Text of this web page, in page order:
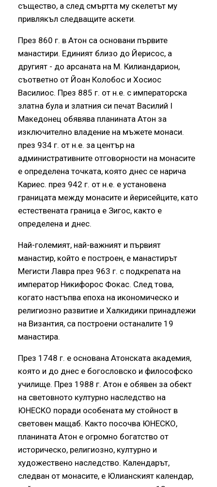
същество, а след смъртта му скелетът му
привлякъл следващите аскети.
През 860 г. в Атон са основани първите
манастири. Единият близо до Йерисос, а
другият - до арсаната на М. Килиандарион,
съответно от Йоан Колобос и Хосиос
Василиос. През 885 г. от н.е. с императорска
златна була и златния си печат Василий I
Македонец обявява планината Атон за
изключително владение на мъжете монаси.
през 934 г. от н.е. за център на
административните отговорности на монасите
е определена точката, която днес се нарича
Кариес. през 942 г. от н.е. е установена
границата между монасите и йерисейците, като
естествената граница е Зигос, както е
определена и днес.
Най-големият, най-важният и първият
манастир, който е построен, е манастирът
Мегисти Лавра през 963 г. с подкрепата на
император Никифорос Фокас. След това,
когато настъпва епоха на икономическо и
религиозно развитие и Халкидики принадлежи
на Византия, са построени останалите 19
манастира.
През 1748 г. е основана Атонската академия,
която и до днес е богословско и философско
училище. През 1988 г. Атон е обявен за обект
на световното културно наследство на
ЮНЕСКО поради особената му стойност в
световен мащаб. Както посочва ЮНЕСКО,
планината Атон е огромно богатство от
историческо, религиозно, културно и
художествено наследство. Календарът,
следван от монасите, е Юлианският календар,